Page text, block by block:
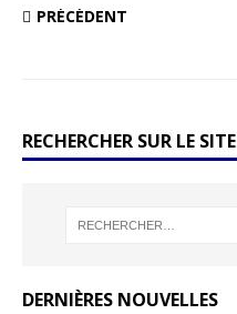
PRÉCÉDENT
RECHERCHER SUR LE SITE
DERNIÈRES NOUVELLES